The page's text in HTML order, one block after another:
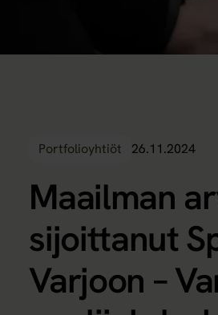
Portfolioyhtiöt 26.11.2024
Maailman
sijoittanut
Varjoon –